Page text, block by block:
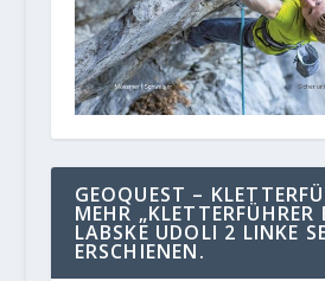
GEOQUEST –
MEHR „KLETTERFÜHRER
LABSKE UDOLI 2 LINKE
ERSCHIENEN.